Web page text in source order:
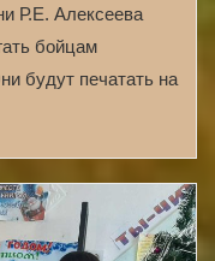
Р.Е. Алексеева
бойцам
будут печатать на